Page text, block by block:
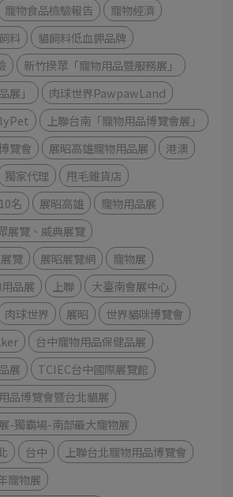
寵物食品檢驗報告
寵物經濟
料
貓飼料低血鉀品牌
新竹揆眾「寵物用品暨服務展」
展」
肉球世界PawpawLand
上聯台南「寵物用品博覽會展」
覽會
展昭高雄寵物用品展
港澳
獨家代理
甩毛雜貨店
名
展昭高雄
寵物用品展
展覽、威典展覽
覽
展昭展覽網
寵物展
品展
上聯
大臺南會展中心
肉球世界 展昭
世界貓咪博覽會
台中寵物用品保健品展
展
TCIEC台中國際展覽館
品博覽會暨台北貓展
-獨霸場-南部最大寵物展
台中
上聯台北寵物用品博覽會
寵物展